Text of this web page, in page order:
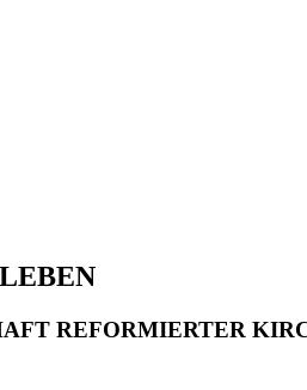
REFORMIERTER